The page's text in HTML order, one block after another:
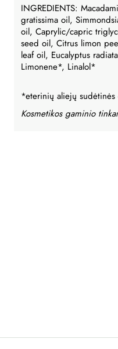
INGREDIENTS:
gratissima oil,
oil, Caprylic/capric
seed oil, Citrus limon
leaf oil, Eucalyptus
Limonene*, Linalol*
*eterinių aliejų sudėtinės
Kosmetikos gaminio